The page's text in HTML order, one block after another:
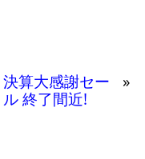
決算大感謝セー
ル 終了間近!
»